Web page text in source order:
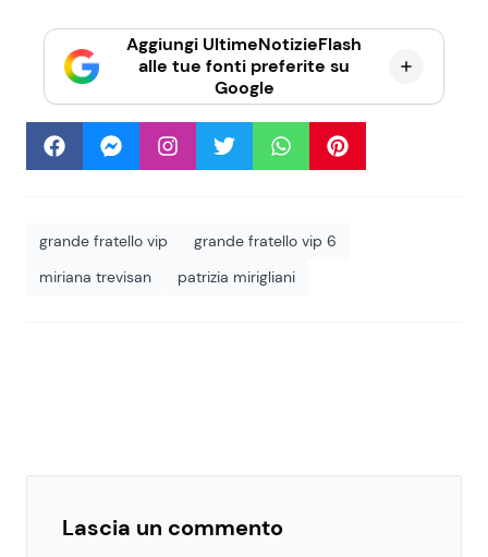
Aggiungi UltimeNotizieFlash
alle tue fonti preferite su
Google
grande fratello vip
grande fratello vip 6
miriana trevisan
patrizia mirigliani
Lascia un commento